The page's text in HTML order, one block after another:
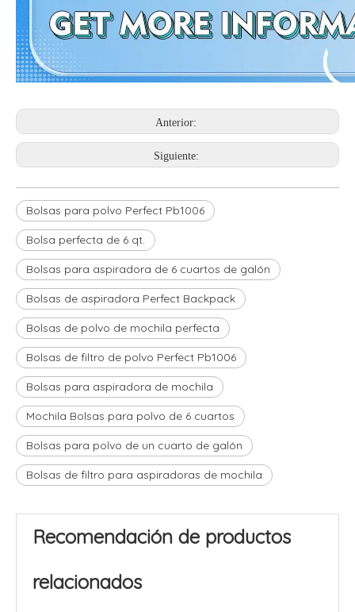
Anterior:
Siguiente:
Bolsas para polvo Perfect Pb1006
Bolsa perfecta de 6 qt.
Bolsas para aspiradora de 6 cuartos de galón
Bolsas de aspiradora Perfect Backpack
Bolsas de polvo de mochila perfecta
Bolsas de filtro de polvo Perfect Pb1006
Bolsas para aspiradora de mochila
Mochila Bolsas para polvo de 6 cuartos
Bolsas para polvo de un cuarto de galón
Bolsas de filtro para aspiradoras de mochila
Recomendación de productos
relacionados